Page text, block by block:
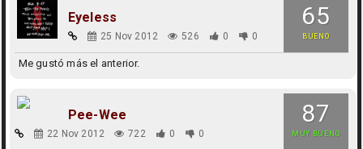
65
BUENO
Eyeless
25 Nov 2012 526 0 0
Me gustó más el anterior.
87
MUY BUENO
Pee-Wee
22 Nov 2012 722 0 0